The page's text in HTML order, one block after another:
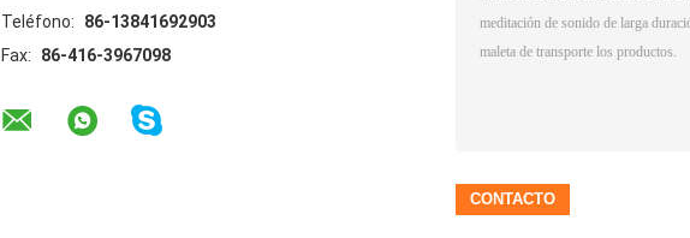
Teléfono:
86-13841692903
Fax:
86-416-3967098